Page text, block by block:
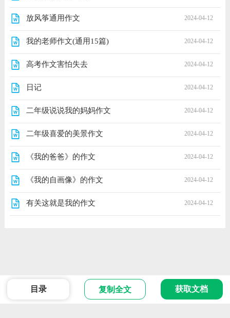
放风筝通用作文 2024-04-12
我的老师作文(通用15篇) 2024-04-12
高考作文害怕失去 2024-04-12
日记 2024-04-12
二年级说说我的妈妈作文 2024-04-12
二年级喜爱的美景作文 2024-04-12
《我的爸爸》的作文 2024-04-12
《我的自画像》的作文 2024-04-12
有关这就是我的作文 2024-04-12
目录 复制全文 获取文档